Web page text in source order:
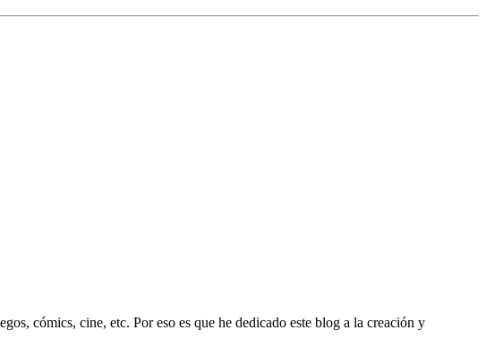
cómics, cine, etc. Por eso es que he dedicado este blog a la creación y